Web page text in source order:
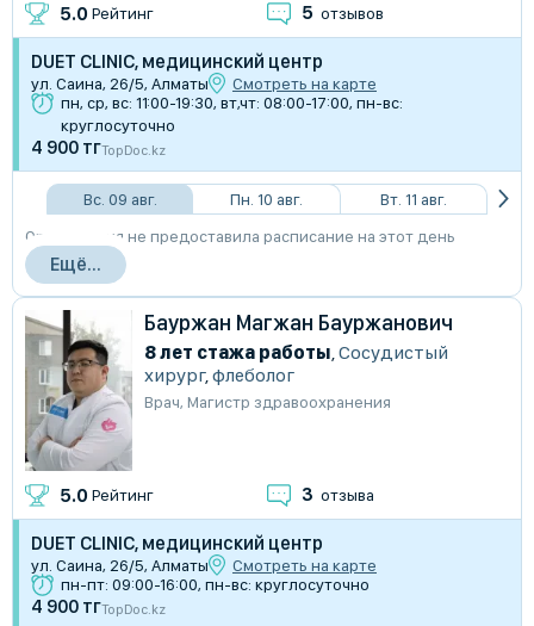
5.0 Рейтинг 5 отзывов
DUET CLINIC, медицинский центр
​ул. Саина, 26/5, Алматы
Смотреть на карте
пн, ср, вс: 11:00-19:30, вт,чт: 08:00-17:00, пн-вс:
круглосуточно
4 900 тгTopDoc.kz
Вс. 09 авг. Пн. 10 авг.
Вт. 11 авг.
Организация не предоставила расписание на этот день
Ещё...
Бауржан Магжан Бауржанович
8 лет стажа работы,Сосудистый
хирург,флеболог
Врач, Магистр здравоохранения
5.0 Рейтинг 3 отзыва
DUET CLINIC, медицинский центр
​ул. Саина, 26/5, Алматы
Смотреть на карте
пн-пт: 09:00-16:00, пн-вс: круглосуточно
4 900 тгTopDoc.kz